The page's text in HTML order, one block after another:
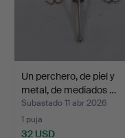
Un perchero, de piel y
metal, de mediados …
Subastado 11 abr 2026
1 puja
32 USD